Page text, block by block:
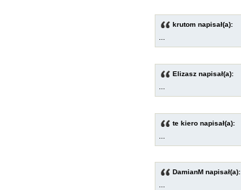
krutom napisał(a):
Elizasz napisał(a):
te kiero napisał(a):
DamianM napisał(a):
...